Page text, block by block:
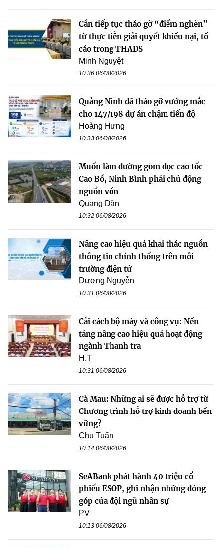
Cần tiếp tục tháo gỡ “điểm nghẽn”
từ thực tiễn giải quyết khiếu nại, tố
cáo trong THADS
Minh Nguyệt
10:36 06/08/2026
Quảng Ninh đã tháo gỡ vướng mắc
cho 147/198 dự án chậm tiến độ
Hoàng Hưng
10:33 06/08/2026
Muốn làm đường gom dọc cao tốc
Cao Bồ, Ninh Bình phải chủ động
nguồn vốn
Quang Dân
10:32 06/08/2026
Nâng cao hiệu quả khai thác nguồn
thông tin chính thống trên môi
trường điện tử
Dương Nguyễn
10:31 06/08/2026
Cải cách bộ máy và công vụ: Nền
tảng nâng cao hiệu quả hoạt động
ngành Thanh tra
H.T
10:31 06/08/2026
Cà Mau: Những ai sẽ được hỗ trợ từ
Chương trình hỗ trợ kinh doanh bền
vững?
Chu Tuấn
10:14 06/08/2026
SeABank phát hành 40 triệu cổ
phiếu ESOP, ghi nhận những đóng
góp của đội ngũ nhân sự
PV
10:13 06/08/2026